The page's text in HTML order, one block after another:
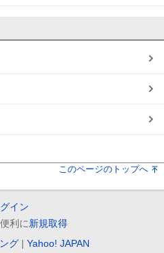
このページのトップへ
イン
利に新規取得
グ
Yahoo! JAPAN